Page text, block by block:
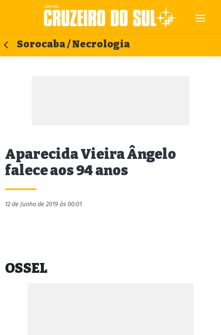
Sorocaba / Necrologia
Aparecida Vieira Ângelo
falece aos 94 anos
12 de Junho de 2019 às 00:01
OSSEL